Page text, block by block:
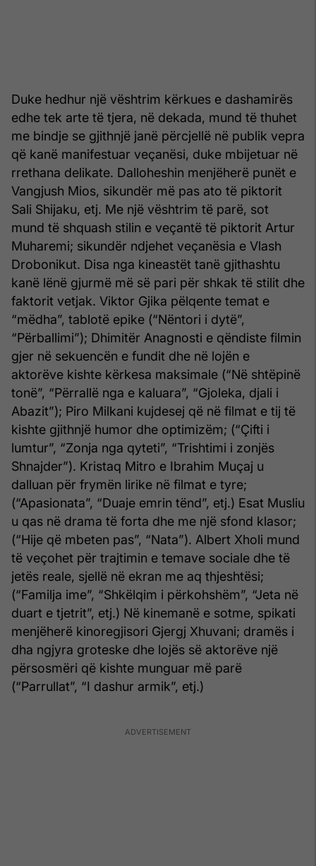
Duke hedhur një vështrim kërkues e dashamirës
edhe tek arte të tjera, në dekada, mund të thuhet
me bindje se gjithnjë janë përcjellë në publik vepra
që kanë manifestuar veçanësi, duke mbijetuar në
rrethana delikate. Dalloheshin menjëherë punët e
Vangjush Mios, sikundër më pas ato të piktorit
Sali Shijaku, etj. Me një vështrim të parë, sot
mund të shquash stilin e veçantë të piktorit Artur
Muharemi; sikundër ndjehet veçanësia e Vlash
Drobonikut. Disa nga kineastët tanë gjithashtu
kanë lënë gjurmë më së pari për shkak të stilit dhe
faktorit vetjak. Viktor Gjika pëlqente temat e
“mëdha”, tablotë epike (“Nëntori i dytë”,
“Përballimi”); Dhimitër Anagnosti e qëndiste filmin
gjer në sekuencën e fundit dhe në lojën e
aktorëve kishte kërkesa maksimale (“Në shtëpinë
tonë”, “Përrallë nga e kaluara”, “Gjoleka, djali i
Abazit”); Piro Milkani kujdesej që në filmat e tij të
kishte gjithnjë humor dhe optimizëm; (“Çifti i
lumtur”, “Zonja nga qyteti”, “Trishtimi i zonjës
Shnajder”). Kristaq Mitro e Ibrahim Muçaj u
dalluan për frymën lirike në filmat e tyre;
(“Apasionata”, “Duaje emrin tënd”, etj.) Esat Musliu
u qas në drama të forta dhe me një sfond klasor;
(“Hije që mbeten pas”, “Nata”). Albert Xholi mund
të veçohet për trajtimin e temave sociale dhe të
jetës reale, sjellë në ekran me aq thjeshtësi;
(“Familja ime”, “Shkëlqim i përkohshëm”, “Jeta në
duart e tjetrit”, etj.) Në kinemanë e sotme, spikati
menjëherë kinoregjisori Gjergj Xhuvani; dramës i
dha ngjyra groteske dhe lojës së aktorëve një
përsosmëri që kishte munguar më parë
(“Parrullat”, “I dashur armik”, etj.)